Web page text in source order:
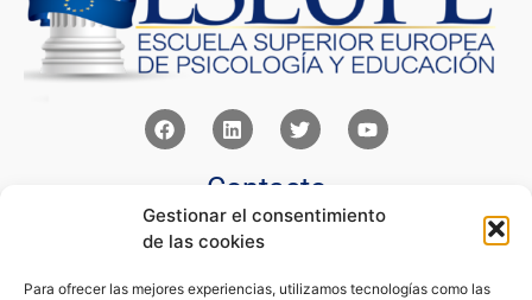
Gestionar el consentimiento
de las cookies
Para ofrecer las mejores experiencias, utilizamos tecnologías como las
Contacto
Av Juan XXIII 15b Pozuelo de Alarcón – Madrid
+34 91 352 77 28